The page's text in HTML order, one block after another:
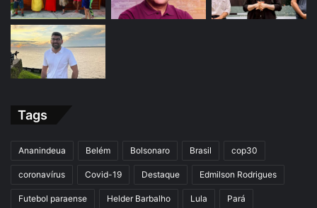
Tags
Ananindeua Belém Bolsonaro Brasil cop30
coronavírus Covid-19 Destaque Edmilson Rodrigues
Futebol paraense Helder Barbalho Lula Pará